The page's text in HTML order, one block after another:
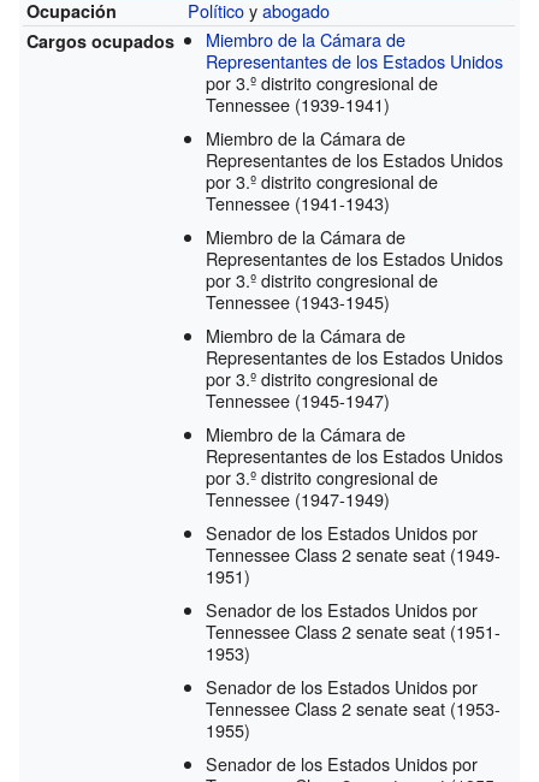
Ocupación
Políticoyabogado
Cargos ocupados
Miembro de la Cámara de
Representantes de los Estados Unidos
por 3.º distrito congresional de
Tennessee (1939-1941)
Miembro de la Cámara de
Representantes de los Estados Unidos
por 3.º distrito congresional de
Tennessee (1941-1943)
Miembro de la Cámara de
Representantes de los Estados Unidos
por 3.º distrito congresional de
Tennessee (1943-1945)
Miembro de la Cámara de
Representantes de los Estados Unidos
por 3.º distrito congresional de
Tennessee (1945-1947)
Miembro de la Cámara de
Representantes de los Estados Unidos
por 3.º distrito congresional de
Tennessee (1947-1949)
Senador de los Estados Unidos por
Tennessee Class 2 senate seat (1949-
1951)
Senador de los Estados Unidos por
Tennessee Class 2 senate seat (1951-
1953)
Senador de los Estados Unidos por
Tennessee Class 2 senate seat (1953-
1955)
Senador de los Estados Unidos por